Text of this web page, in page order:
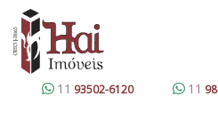
11 93502-6120 11